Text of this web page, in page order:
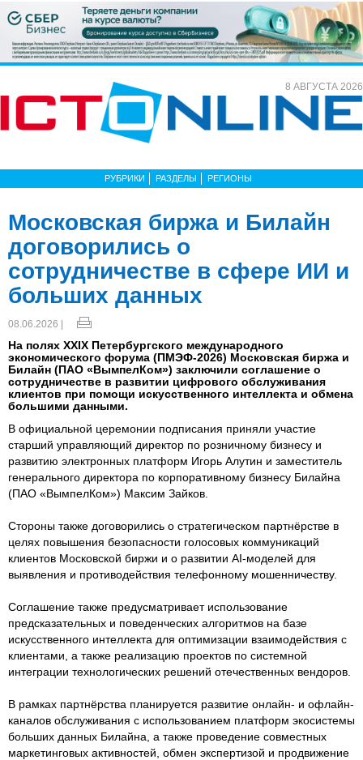
8 АВГУСТА 2026
РУБРИКИ РАЗДЕЛЫ РЕГИОНЫ
Московская биржа и Билайн
договорились о
сотрудничестве в сфере ИИ и
больших данных
08.06.2026 |
На полях XXIX Петербургского международного
экономического форума (ПМЭФ-2026) Московская биржа и
Билайн (ПАО «ВымпелКом») заключили соглашение о
сотрудничестве в развитии цифрового обслуживания
клиентов при помощи искусственного интеллекта и обмена
большими данными.
В официальной церемонии подписания приняли участие
старший управляющий директор по розничному бизнесу и
развитию электронных платформ Игорь Алутин и заместитель
генерального директора по корпоративному бизнесу Билайна
(ПАО «ВымпелКом») Максим Зайков.
Стороны также договорились о стратегическом партнёрстве в
целях повышения безопасности голосовых коммуникаций
клиентов Московской биржи и о развитии AI-моделей для
выявления и противодействия телефонному мошенничеству.
Соглашение также предусматривает использование
предсказательных и поведенческих алгоритмов на базе
искусственного интеллекта для оптимизации взаимодействия с
клиентами, а также реализацию проектов по системной
интеграции технологических решений отечественных вендоров.
В рамках партнёрства планируется развитие онлайн- и офлайн-
каналов обслуживания с использованием платформ экосистемы
больших данных Билайна, а также проведение совместных
маркетинговых активностей, обмен экспертизой и продвижение